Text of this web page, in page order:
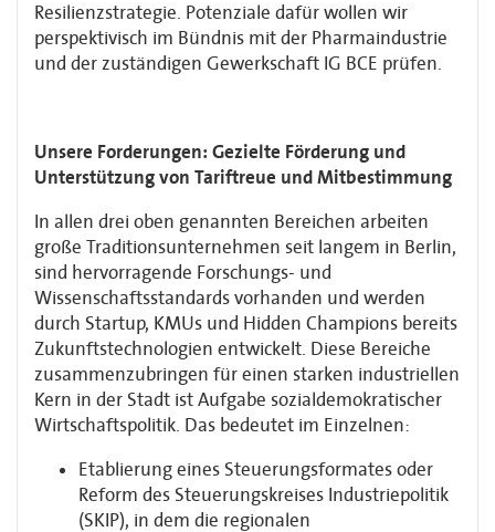
Resilienzstrategie. Potenziale dafür wollen wir
perspektivisch im Bündnis mit der Pharmaindustrie
und der zuständigen Gewerkschaft IG BCE prüfen.
Unsere Forderungen: Gezielte Förderung und
Unterstützung von Tariftreue und Mitbestimmung
In allen drei oben genannten Bereichen arbeiten
große Traditionsunternehmen seit langem in Berlin,
sind hervorragende Forschungs- und
Wissenschaftsstandards vor­handen und werden
durch Startup, KMUs und Hidden Champions bereits
Zukunfts­techno­logien entwickelt. Diese Bereiche
zusammenzubringen für einen starken industriellen
Kern in der Stadt ist Aufgabe sozialdemokratischer
Wirtschaftspolitik. Das bedeutet im Einzelnen:
Etablierung eines Steuerungsformates oder
Reform des Steuerungskreises Industrie­politik
(SKIP), in dem die regionalen